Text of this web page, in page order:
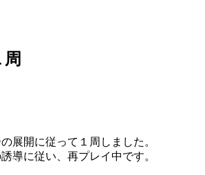
展開に従って１周しました。
導に従い、再プレイ中です。